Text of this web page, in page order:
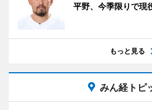
平野、今季限りで
もっと見る
みん経トピ